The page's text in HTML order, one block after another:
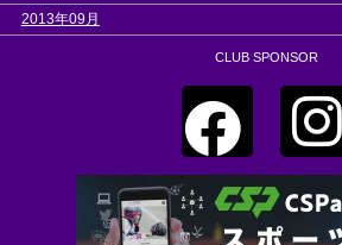
2013年09月
CLUB SPONSOR